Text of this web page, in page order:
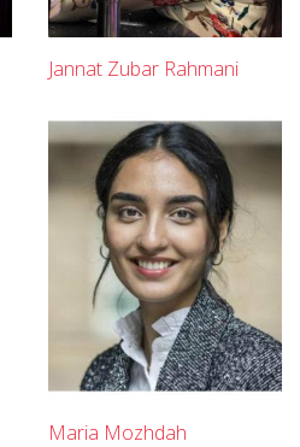
Jannat Zubar Rahmani
Maria Mozhdah